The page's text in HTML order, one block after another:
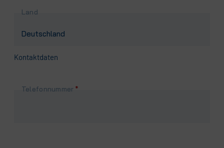
Land
Kontaktdaten
Pflichtfeld
Telefonnummer *